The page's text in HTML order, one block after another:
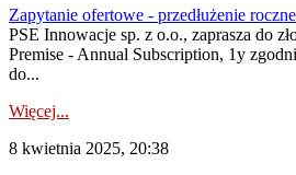
Zapytanie ofertowe - przedłużenie
PSE Innowacje sp. z o.o., zaprasza do
Premise - Annual Subscription, 1y
do...
Więcej...
8 kwietnia 2025, 20:38